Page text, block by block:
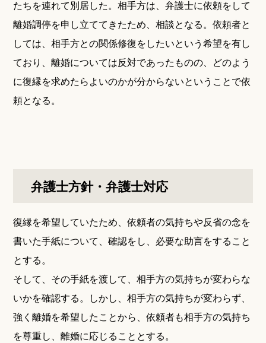
たちを連れて別居した。相手方は、弁護士に依頼をして
離婚調停を申し立ててきたため、相談となる。依頼者と
しては、相手方との関係修復をしたいという希望を有し
ており、離婚については反対であったものの、どのよう
に復縁を求めたらよいのかが分からないということで依
頼となる。
弁護士方針・弁護士対応
復縁を希望していたため、依頼者の気持ちや反省の念を
書いた手紙について、確認をし、必要な助言をすること
とする。
そして、その手紙を渡して、相手方の気持ちが変わらな
いかを確認する。しかし、相手方の気持ちが変わらず、
強く離婚を希望したことから、依頼者も相手方の気持ち
を尊重し、離婚に応じることとする。